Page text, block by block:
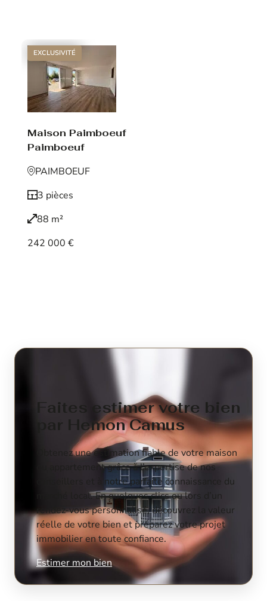
EXCLUSIVITÉ
Maison Paimboeuf
Paimboeuf
PAIMBOEUF
3 pièces
88 m²
242 000 €
Faites estimer votre bien
par Hemon Camus
Obtenez une estimation fiable de votre maison
ou appartement grâce à l’expertise de nos
conseillers et à notre parfaite connaissance du
marché local. En quelques clics ou lors d’un
rendez-vous personnalisé, découvrez la valeur
réelle de votre bien et préparez votre projet
immobilier en toute confiance.
Estimer mon bien